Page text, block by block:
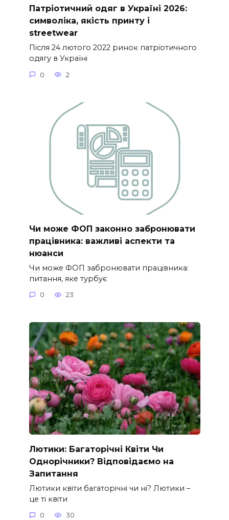
Патріотичний одяг в Україні 2026:
символіка, якість принту і
streetwear
Після 24 лютого 2022 ринок патріотичного
одягу в Україні
0 2
Чи може ФОП законно забронювати
працівника: важливі аспекти та
нюанси
Чи може ФОП забронювати працівника:
питання, яке турбує
0 23
Лютики: Багаторічні Квіти Чи
Однорічники? Відповідаємо на
Запитання
Лютики квіти багаторічні чи ні? Лютики –
це ті квіти
0 30